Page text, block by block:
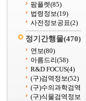
팜플렛(85)
법령정보(19)
사전정보공표(2)
정기간행물(470)
연보(80)
아름드리(58)
R&D FOCUS(4)
(구)검역정보(52)
(구)수의과학검역
(구)식물검역정보